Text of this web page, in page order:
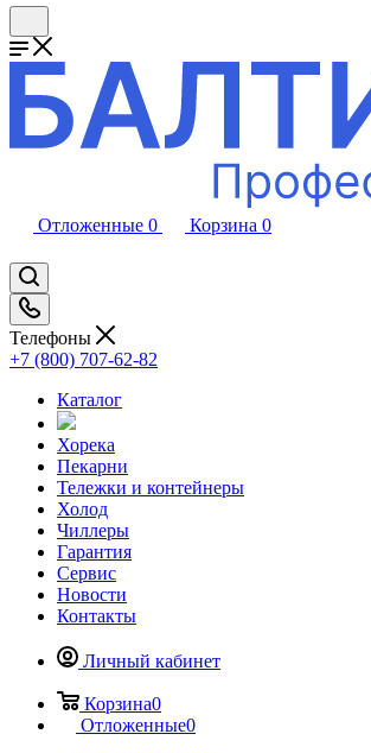
Отложенные 0 Корзина 0
Телефоны
+7 (800) 707-62-82
Каталог
Хорека
Пекарни
Тележки и контейнеры
Холод
Чиллеры
Гарантия
Сервис
Новости
Контакты
Личный кабинет
Корзина0
Отложенные0